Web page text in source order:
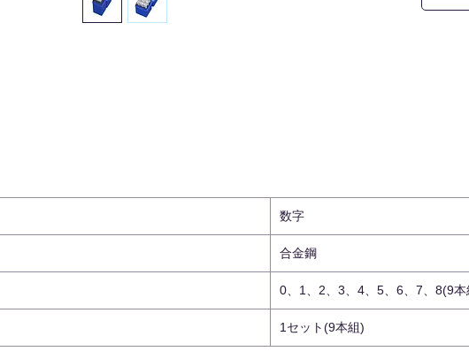
数字
合金鋼
0、1、2、3、4、5、6、7、8(9本
1セット(9本組)